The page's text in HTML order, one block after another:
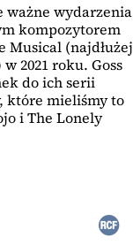
ważne wydarzenia
kompozytorem
Musical (najdłużej
2021 roku. Goss
do ich serii
które mieliśmy to
i The Lonely